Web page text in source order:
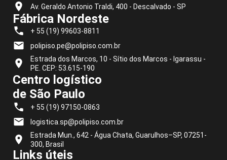
Av. Geraldo Antonio Traldi, 400 - Descalvado - SP
Fábrica Nordeste
+ 55 (19) 99603-8811
polipiso.pe@polipiso.com.br
Estrada dos Marcos, 10 - Sítio dos Marcos - Igarassu -
PE. CEP: 53.615-190
Centro logístico
de São Paulo
+ 55 (19) 97150-0863
logistica.sp@polipiso.com.br
Estrada Mun., 642 - Água Chata, Guarulhos–SP, 07251-
300, Brasil
Links úteis